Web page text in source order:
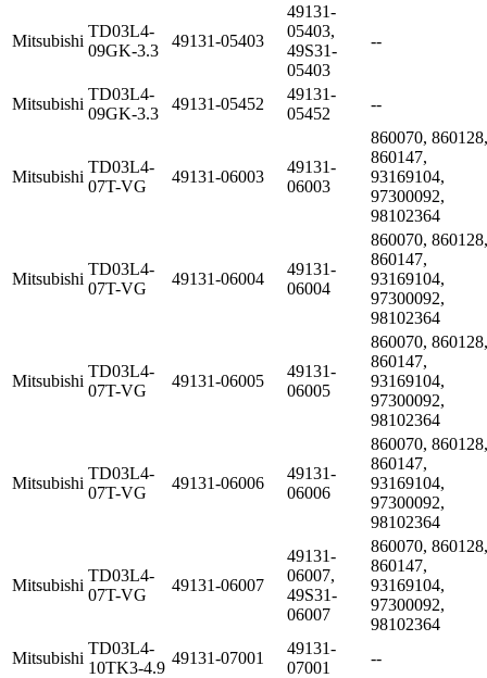
Mitsubishi
TD03L4-
09GK-3.3
49131-05403
49131-
05403,
49S31-
05403
--
Mitsubishi
TD03L4-
09GK-3.3
49131-05452
49131-
05452
--
Mitsubishi
TD03L4-
07T-VG
49131-06003
49131-
06003
860070, 860128,
860147,
93169104,
97300092,
98102364
Mitsubishi
TD03L4-
07T-VG
49131-06004
49131-
06004
860070, 860128,
860147,
93169104,
97300092,
98102364
Mitsubishi
TD03L4-
07T-VG
49131-06005
49131-
06005
860070, 860128,
860147,
93169104,
97300092,
98102364
Mitsubishi
TD03L4-
07T-VG
49131-06006
49131-
06006
860070, 860128,
860147,
93169104,
97300092,
98102364
Mitsubishi
TD03L4-
07T-VG
49131-06007
49131-
06007,
49S31-
06007
860070, 860128,
860147,
93169104,
97300092,
98102364
Mitsubishi
TD03L4-
10TK3-4.9
49131-07001
49131-
07001
--